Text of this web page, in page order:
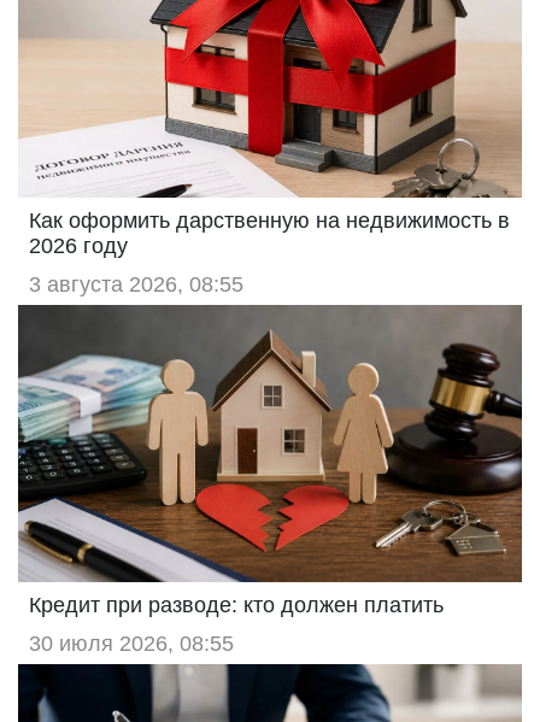
Как оформить дарственную на недвижимость в
2026 году
3 августа 2026, 08:55
Кредит при разводе: кто должен платить
30 июля 2026, 08:55